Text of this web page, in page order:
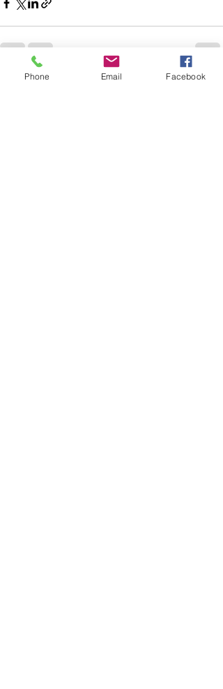
Recent Posts See All
Phone Email Facebook